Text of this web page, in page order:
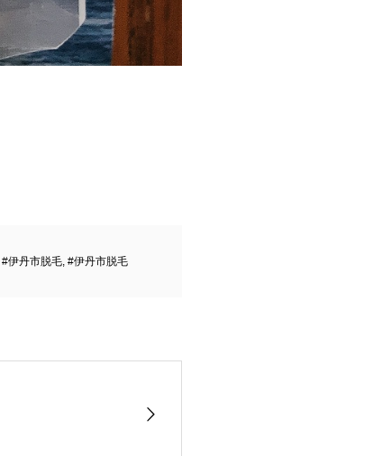
#伊丹市脱毛, #伊丹市脱毛